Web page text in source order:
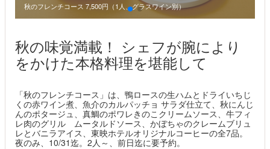
秋のフレンチコース 7,500円（1人、グラスワイン別）
秋の味覚満載！ シェフが腕により
をかけた本格料理を堪能して
「秋のフレンチコース」は、鴨ロースの生ハムとドライいちじ
くの赤ワイン煮、魚介のカルパッチョ サラダ仕立て、秋にんじ
んのポタージュ、真鯛のポワレきのこクリームソース、牛フィ
レ肉のグリル ムータルドソース、かぼちゃのクレームブリュ
レとバニラアイス、東映ホテルオリジナルコーヒーの全7品。
夜のみ、10/31迄。2人～、前日迄に要予約。